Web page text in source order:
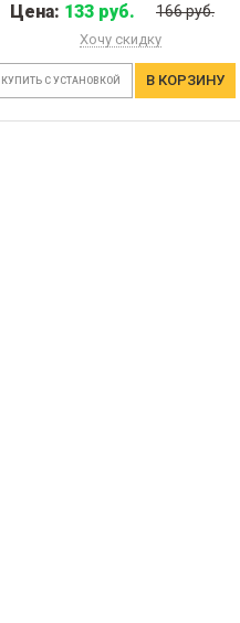
Цена: 133 руб. 166 руб.
Хочу скидку
КУПИТЬ С УСТАНОВКОЙ В КОРЗИНУ